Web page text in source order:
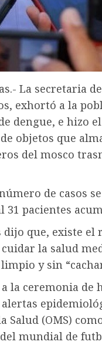
La secretaria
exhortó a la
dengue, e hizo
objetos que
del mosco
de casos
pacientes
que, existe el
la salud
y sin
la ceremonia de
Salud (OMS)
mundial de